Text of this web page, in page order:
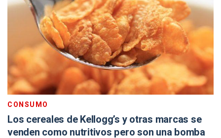
CONSUMO
Los cereales de Kellogg’s y otras marcas se
venden como nutritivos pero son una bomba